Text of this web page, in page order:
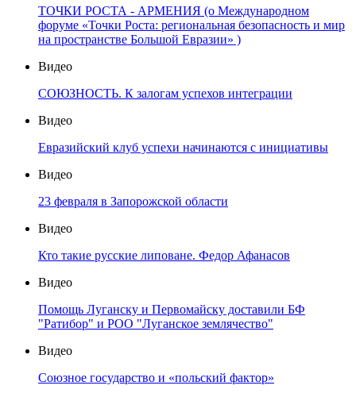
ТОЧКИ РОСТА - АРМЕНИЯ (о Международном
форуме «Точки Роста: региональная безопасность и мир
на пространстве Большой Евразии» )
Видео
СОЮЗНОСТЬ. К залогам успехов интеграции
Видео
Евразийский клуб успехи начинаются с инициативы
Видео
23 февраля в Запорожской области
Видео
Кто такие русские липоване. Федор Афанасов
Видео
Помощь Луганску и Первомайску доставили БФ
"Ратибор" и РОО "Луганское землячество"
Видео
Союзное государство и «польский фактор»